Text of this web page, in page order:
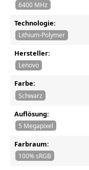
6400 MHz
Technologie:
Lithium-Polymer
Hersteller:
Lenovo
Farbe:
Schwarz
Auflösung:
5 Megapixel
Farbraum:
100% sRGB